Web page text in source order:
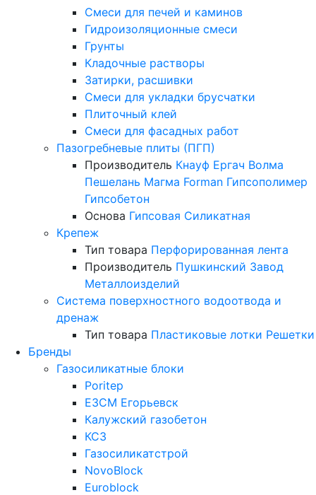
Смеси для печей и каминов
Гидроизоляционные смеси
Грунты
Кладочные растворы
Затирки, расшивки
Смеси для укладки брусчатки
Плиточный клей
Смеси для фасадных работ
Пазогребневые плиты (ПГП)
Производитель Кнауф Ергач Волма
Пешелань Магма Forman Гипсополимер
Гипсобетон
Основа Гипсовая Силикатная
Крепеж
Тип товара Перфорированная лента
Производитель Пушкинский Завод
Металлоизделий
Система поверхностного водоотвода и
дренаж
Тип товара Пластиковые лотки Решетки
Бренды
Газосиликатные блоки
Poritep
ЕЗСМ Егорьевск
Калужский газобетон
КСЗ
Газосиликатстрой
NovoBlock
Euroblock